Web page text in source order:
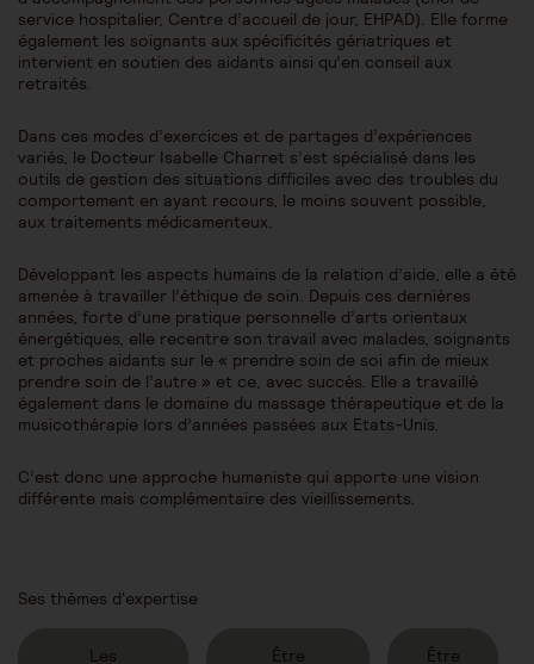
service hospitalier, Centre d’accueil de jour, EHPAD). Elle forme
également les soignants aux spécificités gériatriques et
intervient en soutien des aidants ainsi qu’en conseil aux
retraités.
Dans ces modes d’exercices et de partages d’expériences
variés, le Docteur Isabelle Charret s’est spécialisé dans les
outils de gestion des situations difficiles avec des troubles du
comportement en ayant recours, le moins souvent possible,
aux traitements médicamenteux.
Développant les aspects humains de la relation d’aide, elle a été
amenée à travailler l’éthique de soin. Depuis ces dernières
années, forte d’une pratique personnelle d’arts orientaux
énergétiques, elle recentre son travail avec malades, soignants
et proches aidants sur le « prendre soin de soi afin de mieux
prendre soin de l’autre » et ce, avec succès. Elle a travaillé
également dans le domaine du massage thérapeutique et de la
musicothérapie lors d’années passées aux Etats-Unis.
C’est donc une approche humaniste qui apporte une vision
différente mais complémentaire des vieillissements.
Ses thèmes d'expertise
Les
Être
Être